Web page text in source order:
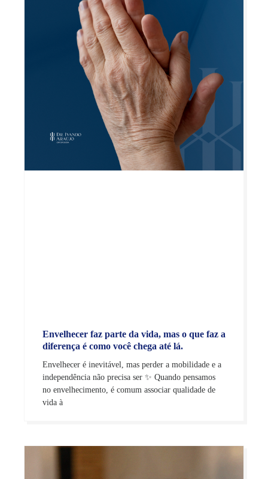
Envelhecer faz parte da vida, mas o que faz a
diferença é como você chega até lá.
Envelhecer é inevitável, mas perder a mobilidade e a
independência não precisa ser ✨ Quando pensamos
no envelhecimento, é comum associar qualidade de
vida à